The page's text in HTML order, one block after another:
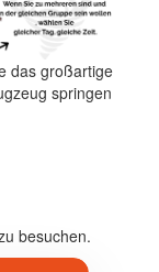
das großartige
springen
besuchen.